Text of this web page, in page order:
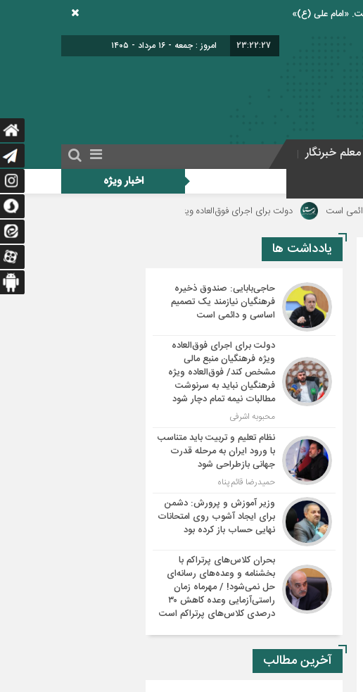
23:22:28 امروز : جمعه - ۱۶ مرداد - ۱۴۰۵
معلم خبرنگار
اخبار ویژه
دولت برای اجرای فوق‌العاده ویژه فرهنگیان منبع مالی مشخص کند/ فوق‌العاده ویژه فرهنگیان نباید
یادداشت ها
حاجی‌بابایی: صندوق ذخیره
فرهنگیان نیازمند یک تصمیم
اساسی و دائمی است
دولت برای اجرای فوق‌العاده
ویژه فرهنگیان منبع مالی
مشخص کند/ فوق‌العاده ویژه
فرهنگیان نباید به سرنوشت
مطالبات نیمه‌ تمام دچار شود
محبوبه اشرفی
نظام تعلیم و تربیت باید متناسب
با ورود ایران به مرحله قدرت
جهانی بازطراحی شود
حمیدرضا قائم پناه
وزیر آموزش و پرورش: دشمن
برای ایجاد آشوب روی امتحانات
نهایی حساب باز کرده بود
بحران کلاس‌های پرتراکم با
بخشنامه و وعده‌های رسانه‌ای
حل نمی‌شود! / مهرماه زمان
راستی‌آزمایی وعده کاهش ۳۰
درصدی کلاس‌های پرتراکم است
آخرین مطالب